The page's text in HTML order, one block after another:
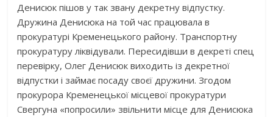
Денисюк пішов у так звану декретну відпустку.
Дружина Денисюка на той час працювала в
прокуратурі Кременецького району. Транспортну
прокуратуру ліквідували. Пересидівши в декреті спец
перевірку, Олег Денисюк виходить із декретної
відпустки і займає посаду своєї дружини. Згодом
прокурора Кременецької місцевої прокуратури
Свергуна «попросили» звільнити місце для Денисюка